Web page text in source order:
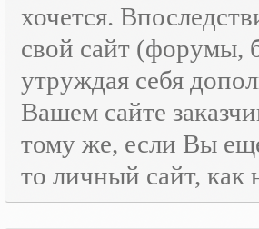
хочется.
свой сайт (форумы,
утруждая себя
Вашем сайте
тому же, если Вы
то личный сайт,